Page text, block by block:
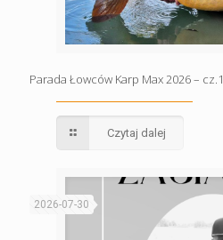
Parada Łowców Karp Max 2026 – cz.1
Czytaj dalej
2026-07-30